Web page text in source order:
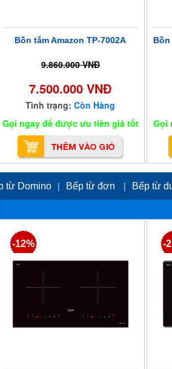
Bồn tắm Amazon TP-7002A
9.860.000 VNĐ
7.500.000 VNĐ
Tình trạng:Còn Hàng
Gọi ngay để được ưu tiên giá tốt
Bồn
Gọi
Bếp từ
Bếp từ đơn |
từ Domino |
-12% -